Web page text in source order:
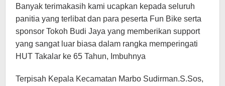
Banyak terimakasih kami ucapkan kepada seluruh
panitia yang terlibat dan para peserta Fun Bike serta
sponsor Tokoh Budi Jaya yang memberikan support
yang sangat luar biasa dalam rangka memperingati
HUT Takalar ke 65 Tahun, Imbuhnya
Terpisah Kepala Kecamatan Marbo Sudirman.S.Sos,